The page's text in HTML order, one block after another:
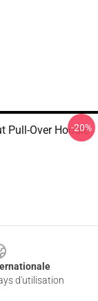
Pull-Over Hoodie
-20%
d'utilisation